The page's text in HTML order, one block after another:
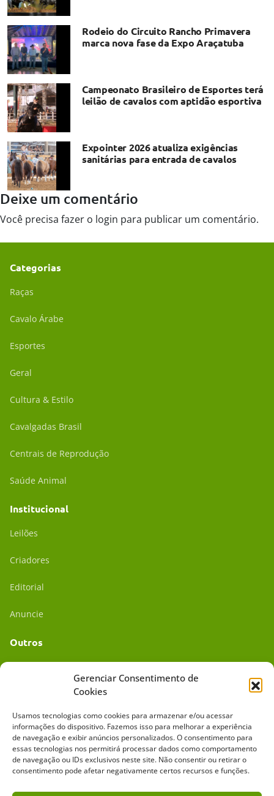
Gerenciar Consentimento de
Cookies
Usamos tecnologias como cookies para armazenar e/ou acessar
informações do dispositivo. Fazemos isso para melhorar a experiência
de navegação e exibir anúncios personalizados. O consentimento para
essas tecnologias nos permitirá processar dados como comportamento
de navegação ou IDs exclusivos neste site. Não consentir ou retirar o
consentimento pode afetar negativamente certos recursos e funções.
Rodeio do Circuito Rancho Primavera
marca nova fase da Expo Araçatuba
Campeonato Brasileiro de Esportes terá
leilão de cavalos com aptidão esportiva
Expointer 2026 atualiza exigências
sanitárias para entrada de cavalos
Deixe um comentário
Você precisa fazer o login para publicar um comentário.
Categorias
Raças
Cavalo Árabe
Esportes
Geral
Cultura & Estilo
Cavalgadas Brasil
Centrais de Reprodução
Saúde Animal
Institucional
Leilões
Criadores
Editorial
Anuncie
Outros
Mídia Kit